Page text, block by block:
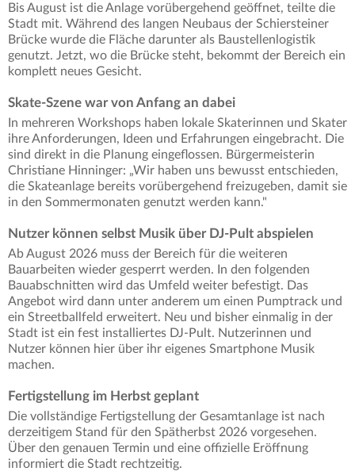
Bis August ist die Anlage vorübergehend geöffnet, teilte die
Stadt mit. Während des langen Neubaus der Schiersteiner
Brücke wurde die Fläche darunter als Baustellenlogistik
genutzt. Jetzt, wo die Brücke steht, bekommt der Bereich ein
komplett neues Gesicht.
Skate-Szene war von Anfang an dabei
In mehreren Workshops haben lokale Skaterinnen und Skater
ihre Anforderungen, Ideen und Erfahrungen eingebracht. Die
sind direkt in die Planung eingeflossen. Bürgermeisterin
Christiane Hinninger: „Wir haben uns bewusst entschieden,
die Skateanlage bereits vorübergehend freizugeben, damit sie
in den Sommermonaten genutzt werden kann."
Nutzer können selbst Musik über DJ-Pult abspielen
Ab August 2026 muss der Bereich für die weiteren
Bauarbeiten wieder gesperrt werden. In den folgenden
Bauabschnitten wird das Umfeld weiter befestigt. Das
Angebot wird dann unter anderem um einen Pumptrack und
ein Streetballfeld erweitert. Neu und bisher einmalig in der
Stadt ist ein fest installiertes DJ-Pult. Nutzerinnen und
Nutzer können hier über ihr eigenes Smartphone Musik
machen.
Fertigstellung im Herbst geplant
Die vollständige Fertigstellung der Gesamtanlage ist nach
derzeitigem Stand für den Spätherbst 2026 vorgesehen.
Über den genauen Termin und eine offizielle Eröffnung
informiert die Stadt rechtzeitig.